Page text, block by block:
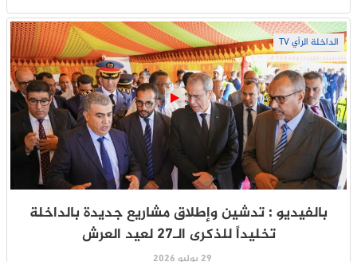
الداخلة الرأي TV
بالفيديو : تدشين وإطلاق مشاريع جديدة بالداخلة
تخليداً للذكرى الـ27 لعيد العرش
29 يوليو 2026